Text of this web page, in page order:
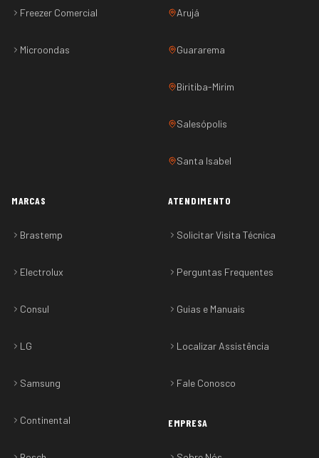
Freezer Comercial
Microondas
Arujá
Guararema
Biritiba-Mirim
Salesópolis
Santa Isabel
MARCAS
Brastemp
Electrolux
Consul
LG
Samsung
Continental
ATENDIMENTO
Solicitar Visita Técnica
Perguntas Frequentes
Guias e Manuais
Localizar Assistência
Fale Conosco
EMPRESA